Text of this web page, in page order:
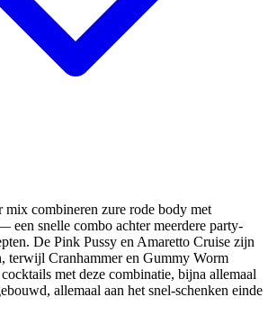
mix combineren zure rode body met
een snelle combo achter meerdere party-
De Pink Pussy en Amaretto Cruise zijn
terwijl Cranhammer en Gummy Worm
met deze combinatie, bijna allemaal
allemaal aan het snel-schenken einde